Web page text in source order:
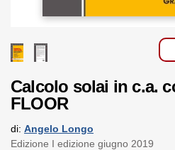
Calcolo solai in c.a.
FLOOR
di: Angelo Longo
Edizione I edizione giugno 2019